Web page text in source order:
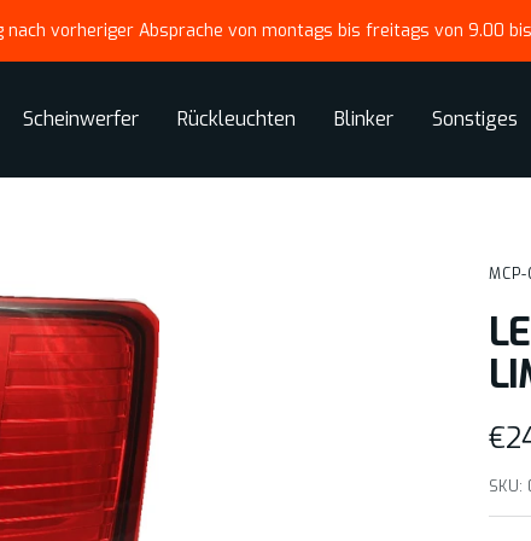
nach vorheriger Absprache von montags bis freitags von 9.00
Scheinwerfer Rückleuchten Blinker Sonstiges
MCP-
SKU: